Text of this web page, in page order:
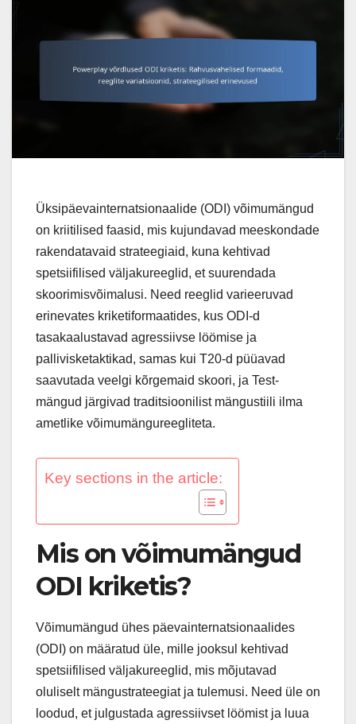
Üksipäevainternatsionaalide (ODI) võimumängud
on kriitilised faasid, mis kujundavad meeskondade
rakendatavaid strateegiaid, kuna kehtivad
spetsiifilised väljakureeglid, et suurendada
skoorimisvõimalusi. Need reeglid varieeruvad
erinevates kriketiformaatides, kus ODI-d
tasakaalustavad agressiivse löömise ja
pallivisketaktikad, samas kui T20-d püüavad
saavutada veelgi kõrgemaid skoori, ja Test-
mängud järgivad traditsioonilist mängustiili ilma
ametlike võimumängureegliteta.
Key sections in the article:
Mis on võimumängud
ODI kriketis?
Võimumängud ühes päevainternatsionaalides
(ODI) on määratud üle, mille jooksul kehtivad
spetsiifilised väljakureeglid, mis mõjutavad
oluliselt mängustrateegiat ja tulemusi. Need üle on
loodud, et julgustada agressiivset löömist ja luua